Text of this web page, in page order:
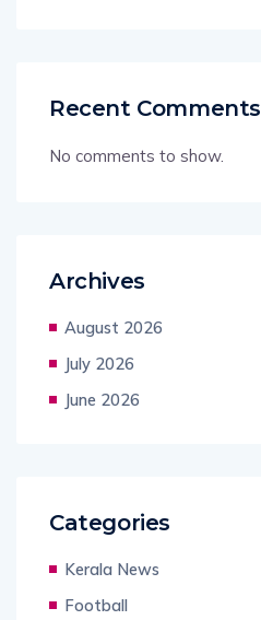
Recent Comments
No comments to show.
Archives
August 2026
July 2026
June 2026
Categories
Kerala News
Football